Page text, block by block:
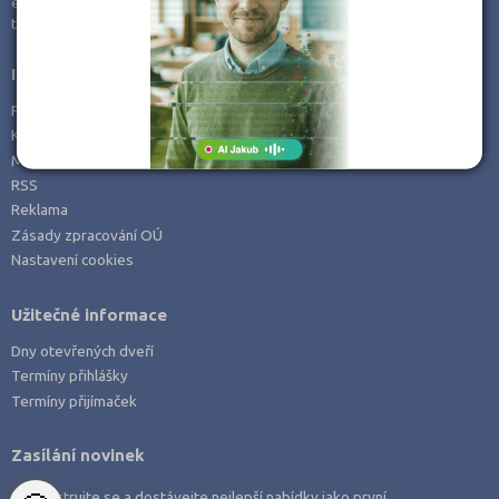
Zemědělské a ekologické
tel:
+420 606 411 115
Informace
Prohlášení o přístupnosti
Kontakt
Mapa serveru
RSS
Reklama
Zásady zpracování OÚ
Nastavení cookies
Užitečné informace
Dny otevřených dveří
Termíny přihlášky
Termíny přijímaček
Zasílání novinek